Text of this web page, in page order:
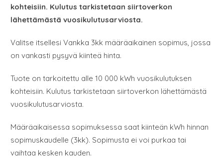
kohteisiin. Kulutus tarkistetaan siirtoverkon
lähettämästä vuosikulutusarviosta.
Valitse itsellesi Vankka 3kk määräaikainen sopimus, jossa
on vankasti pysyvä kiinteä hinta.
Tuote on tarkoitettu alle 10 000 kWh vuosikulutuksen
kohteisiin. Kulutus tarkistetaan siirtoverkon lähettämästä
vuosikulutusarviosta.
Määräaikaisessa sopimuksessa saat kiinteän kWh hinnan
sopimuskaudelle (3kk). Sopimusta ei voi purkaa tai
vaihtaa kesken kauden.